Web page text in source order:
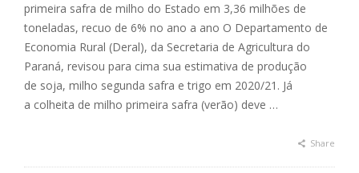
primeira safra de milho do Estado em 3,36 milhões de
toneladas, recuo de 6% no ano a ano O Departamento de
Economia Rural (Deral), da Secretaria de Agricultura do
Paraná, revisou para cima sua estimativa de produção
de soja, milho segunda safra e trigo em 2020/21. Já
a colheita de milho primeira safra (verão) deve …
Share